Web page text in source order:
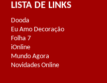
LISTA DE LINKS
Dooda
Eu Amo Decoração
Folha 7
iOnline
Mundo Agora
Novidades Online